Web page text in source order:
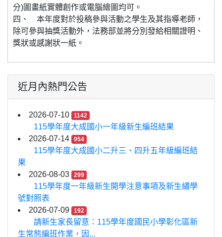
分)圖畫紙實體創作或電腦繪圖均可。
四、 本年度對於投稿參與活動之學生及其指導老師，
除可參與抽獎活動外，法務部並將分別發給相關證明、
獎狀或感謝狀一紙。
近月內熱門公告
2026-07-10 1142
115學年度大成國小一年級新生編班結果
2026-07-14
954
115學年度大成國小二升三、四升五年級編班結
果
2026-08-03
299
115學年度一年級新生開學注意事項及新生繡學
號對照表
2026-07-09
192
請新生家長留意：115學年度國民小學彰化區新
生常態編班作業，因...